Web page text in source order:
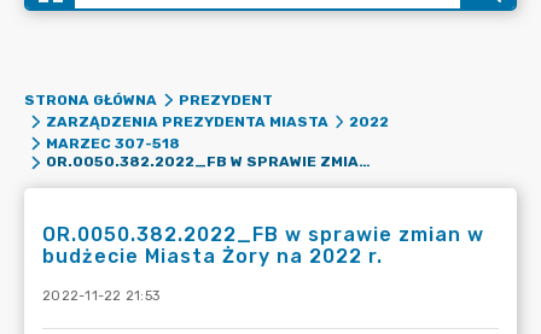
STRONA GŁÓWNA
PREZYDENT
ZARZĄDZENIA PREZYDENTA MIASTA
2022
MARZEC 307-518
OR.0050.382.2022_FB W SPRAWIE ZMIAN W BUDŻECIE MIASTA ŻORY NA 2022 R.
OR.0050.382.2022_FB w sprawie zmian w
budżecie Miasta Żory na 2022 r.
2022-11-22 21:53